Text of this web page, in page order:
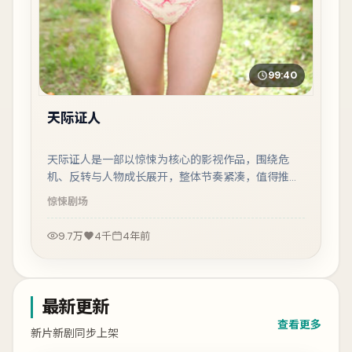
99:40
天际证人
天际证人是一部以惊悚为核心的影视作品，围绕危
机、反转与人物成长展开，整体节奏紧凑，值得推荐
观看。
惊悚剧场
9.7万 4千 4年前
最新更新
新片新剧同步上架
查看更多